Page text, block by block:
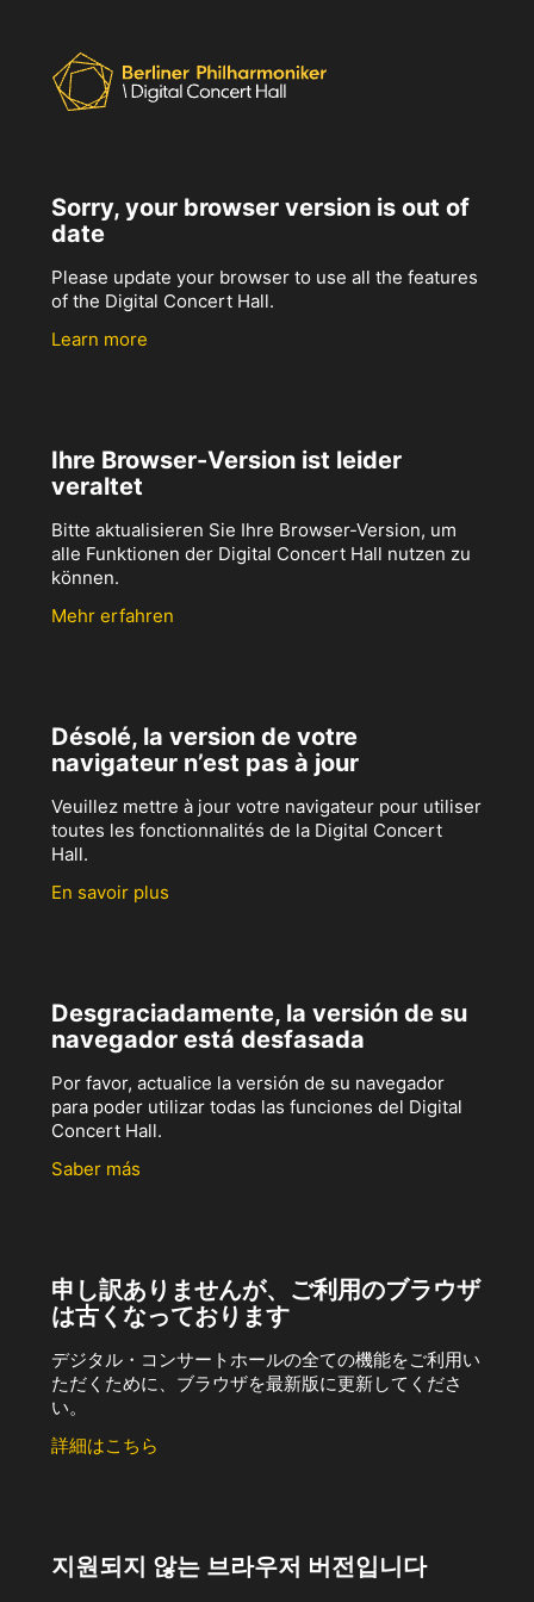
Sorry, your browser version is out of
date
Please update your browser to use all the features
of the Digital Concert Hall.
Learn more
Ihre Browser-Version ist leider
veraltet
Bitte aktualisieren Sie Ihre Browser-Version, um
alle Funktionen der Digital Concert Hall nutzen zu
können.
Mehr erfahren
Désolé, la version de votre
navigateur n’est pas à jour
Veuillez mettre à jour votre navigateur pour utiliser
toutes les fonctionnalités de la Digital Concert
Hall.
En savoir plus
Desgraciadamente, la versión de su
navegador está desfasada
Por favor, actualice la versión de su navegador
para poder utilizar todas las funciones del Digital
Concert Hall.
Saber más
申し訳ありませんが、ご利用のブラウザ
は古くなっております
デジタル・コンサートホールの全ての機能をご利用い
ただくために、ブラウザを最新版に更新してくださ
い。
詳細はこちら
지원되지 않는 브라우저 버전입니다